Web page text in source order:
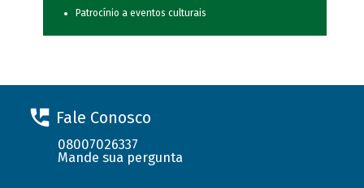
Patrocínio a eventos culturais
Fale Conosco
08007026337
Mande sua pergunta